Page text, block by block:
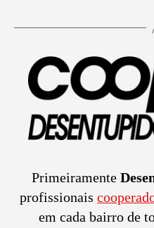
Primeiramente
profissionais
em cada bairro de